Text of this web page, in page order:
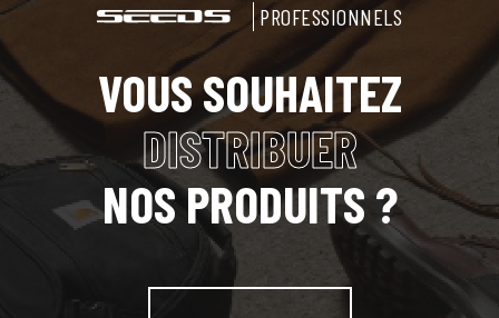
PROFESSIONNELS
VOUS SOUHAITEZ
DISTRIBUER
NOS PRODUITS ?